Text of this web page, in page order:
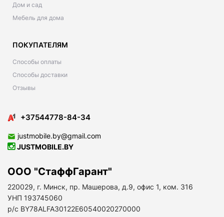
Дом и сад
Мебель для дома
ПОКУПАТЕЛЯМ
Способы оплаты
Способы доставки
Отзывы
+37544778-84-34
justmobile.by@gmail.com
JUSTMOBILE.BY
ООО "СтаффГарант"
220029, г. Минск, пр. Машерова, д.9, офис 1, ком. 316
УНП 193745060
р/с BY78ALFA30122E60540020270000